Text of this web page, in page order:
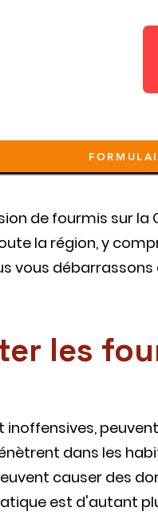
de fourmis sur
la région, y
vous
les
inoffensives,
dans les
causer des
est d'autant